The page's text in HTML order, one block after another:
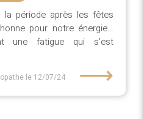
la période après les fêtes
pour notre énergie…
une fatigue qui s’est
le 12/07/24 ⟶